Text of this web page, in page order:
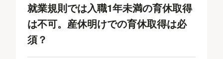
就業規則では入職1年未満の育休取得
は不可。産休明けでの育休取得は必
須？